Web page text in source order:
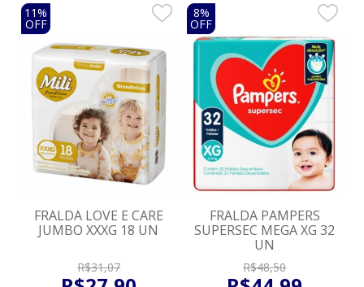
11%
OFF
FRALDA LOVE E CARE
JUMBO XXXG 18 UN
R$31,07
8%
OFF
FRALDA PAMPERS
SUPERSEC MEGA XG 32
UN
R$48,50